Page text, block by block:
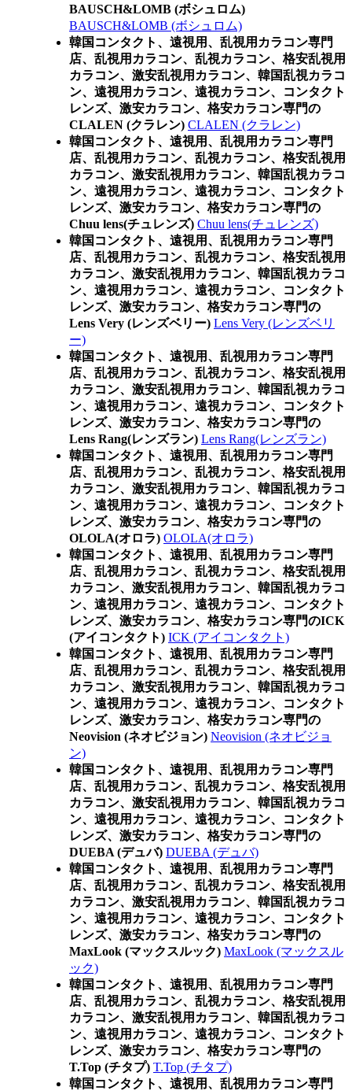
BAUSCH&LOMB (ボシュロム)
BAUSCH&LOMB (ボシュロム)
韓国コンタクト、遠視用、乱視用カラコン専門
店、乱視用カラコン、乱視カラコン、格安乱視用
カラコン、激安乱視用カラコン、韓国乱視カラコ
ン、遠視用カラコン、遠視カラコン、コンタクト
レンズ、激安カラコン、格安カラコン専門の
CLALEN (クラレン) CLALEN (クラレン)
韓国コンタクト、遠視用、乱視用カラコン専門
店、乱視用カラコン、乱視カラコン、格安乱視用
カラコン、激安乱視用カラコン、韓国乱視カラコ
ン、遠視用カラコン、遠視カラコン、コンタクト
レンズ、激安カラコン、格安カラコン専門の
Chuu lens(チュレンズ) Chuu lens(チュレンズ)
韓国コンタクト、遠視用、乱視用カラコン専門
店、乱視用カラコン、乱視カラコン、格安乱視用
カラコン、激安乱視用カラコン、韓国乱視カラコ
ン、遠視用カラコン、遠視カラコン、コンタクト
レンズ、激安カラコン、格安カラコン専門の
Lens Very (レンズベリー) Lens Very (レンズベリ
ー)
韓国コンタクト、遠視用、乱視用カラコン専門
店、乱視用カラコン、乱視カラコン、格安乱視用
カラコン、激安乱視用カラコン、韓国乱視カラコ
ン、遠視用カラコン、遠視カラコン、コンタクト
レンズ、激安カラコン、格安カラコン専門の
Lens Rang(レンズラン) Lens Rang(レンズラン)
韓国コンタクト、遠視用、乱視用カラコン専門
店、乱視用カラコン、乱視カラコン、格安乱視用
カラコン、激安乱視用カラコン、韓国乱視カラコ
ン、遠視用カラコン、遠視カラコン、コンタクト
レンズ、激安カラコン、格安カラコン専門の
OLOLA(オロラ) OLOLA(オロラ)
韓国コンタクト、遠視用、乱視用カラコン専門
店、乱視用カラコン、乱視カラコン、格安乱視用
カラコン、激安乱視用カラコン、韓国乱視カラコ
ン、遠視用カラコン、遠視カラコン、コンタクト
レンズ、激安カラコン、格安カラコン専門のICK
(アイコンタクト) ICK (アイコンタクト)
韓国コンタクト、遠視用、乱視用カラコン専門
店、乱視用カラコン、乱視カラコン、格安乱視用
カラコン、激安乱視用カラコン、韓国乱視カラコ
ン、遠視用カラコン、遠視カラコン、コンタクト
レンズ、激安カラコン、格安カラコン専門の
Neovision (ネオビジョン) Neovision (ネオビジョ
ン)
韓国コンタクト、遠視用、乱視用カラコン専門
店、乱視用カラコン、乱視カラコン、格安乱視用
カラコン、激安乱視用カラコン、韓国乱視カラコ
ン、遠視用カラコン、遠視カラコン、コンタクト
レンズ、激安カラコン、格安カラコン専門の
DUEBA (デュバ) DUEBA (デュバ)
韓国コンタクト、遠視用、乱視用カラコン専門
店、乱視用カラコン、乱視カラコン、格安乱視用
カラコン、激安乱視用カラコン、韓国乱視カラコ
ン、遠視用カラコン、遠視カラコン、コンタクト
レンズ、激安カラコン、格安カラコン専門の
MaxLook (マックスルック) MaxLook (マックスル
ック)
韓国コンタクト、遠視用、乱視用カラコン専門
店、乱視用カラコン、乱視カラコン、格安乱視用
カラコン、激安乱視用カラコン、韓国乱視カラコ
ン、遠視用カラコン、遠視カラコン、コンタクト
レンズ、激安カラコン、格安カラコン専門の
T.Top (チタプ) T.Top (チタプ)
韓国コンタクト、遠視用、乱視用カラコン専門